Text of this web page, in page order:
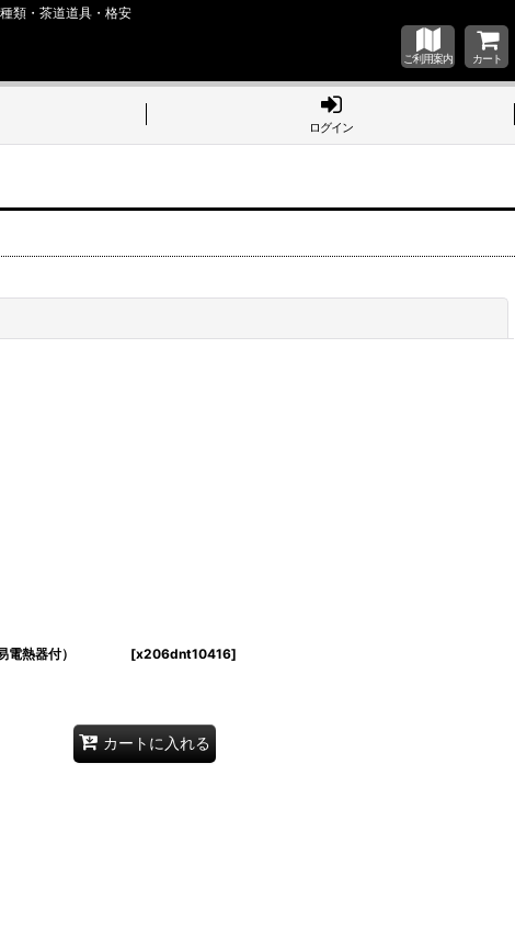
類・茶道道具・格安
ご利用案内 カート
ログイン
簡易電熱器付） [x206dnt10416]
カートに入れる